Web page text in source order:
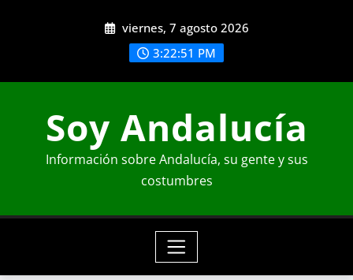
viernes, 7 agosto 2026
3:22:52 PM
Soy Andalucía
Información sobre Andalucía, su gente y sus
costumbres